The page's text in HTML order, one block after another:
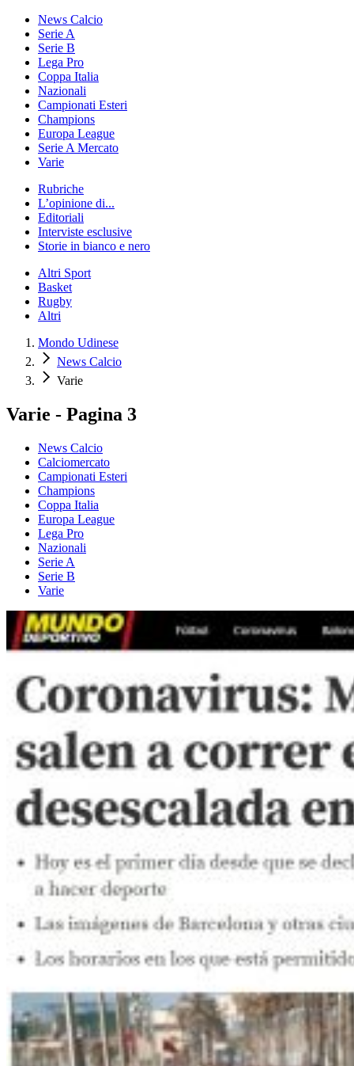
News Calcio
Serie A
Serie B
Lega Pro
Coppa Italia
Nazionali
Campionati Esteri
Champions
Europa League
Serie A Mercato
Varie
Rubriche
L’opinione di...
Editoriali
Interviste esclusive
Storie in bianco e nero
Altri Sport
Basket
Rugby
Altri
Mondo Udinese
News Calcio
Varie
Varie - Pagina 3
News Calcio
Calciomercato
Campionati Esteri
Champions
Coppa Italia
Europa League
Lega Pro
Nazionali
Serie A
Serie B
Varie